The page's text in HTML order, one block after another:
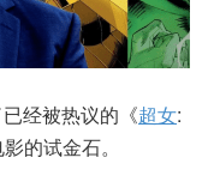
经被热议的《超女:
的试金石。